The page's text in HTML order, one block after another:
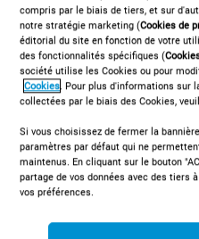
BDE761682XKFR N
Lave-linge séchant
7,0 kg -
Ce lave-linge séchant posable
compris par le biais de tiers, et sur
notre stratégie marketing (Cookies de
éditorial du site en fonction de votre
des fonctionnalités spécifiques (
société utilise les Cookies ou pour
Cookies. Pour plus d'informations sur
collectées par le biais des Cookies,
Si vous choisissez de fermer la
paramètres par défaut qui ne
maintenus. En cliquant sur le bouton
partage de vos données avec des tiers
vos préférences.